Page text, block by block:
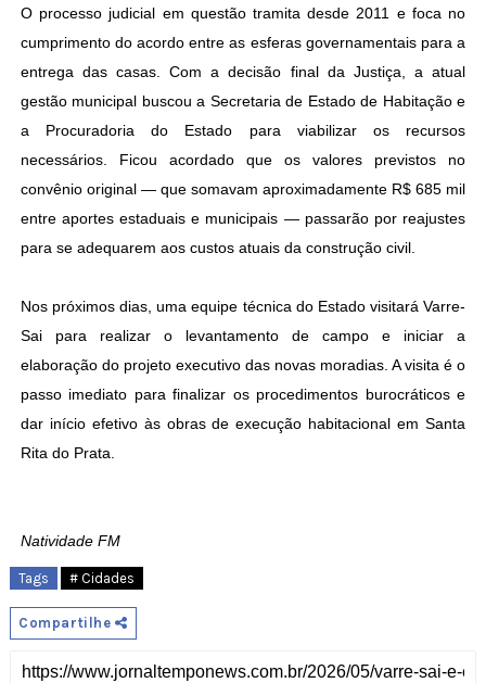
O processo judicial em questão tramita desde 2011 e foca no
cumprimento do acordo entre as esferas governamentais para a
entrega das casas. Com a decisão final da Justiça, a atual
gestão municipal buscou a Secretaria de Estado de Habitação e
a Procuradoria do Estado para viabilizar os recursos
necessários. Ficou acordado que os valores previstos no
convênio original — que somavam aproximadamente R$ 685 mil
entre aportes estaduais e municipais — passarão por reajustes
para se adequarem aos custos atuais da construção civil.
Nos próximos dias, uma equipe técnica do Estado visitará Varre-
Sai para realizar o levantamento de campo e iniciar a
elaboração do projeto executivo das novas moradias. A visita é o
passo imediato para finalizar os procedimentos burocráticos e
dar início efetivo às obras de execução habitacional em Santa
Rita do Prata.
Natividade FM
Tags # Cidades
Compartilhe